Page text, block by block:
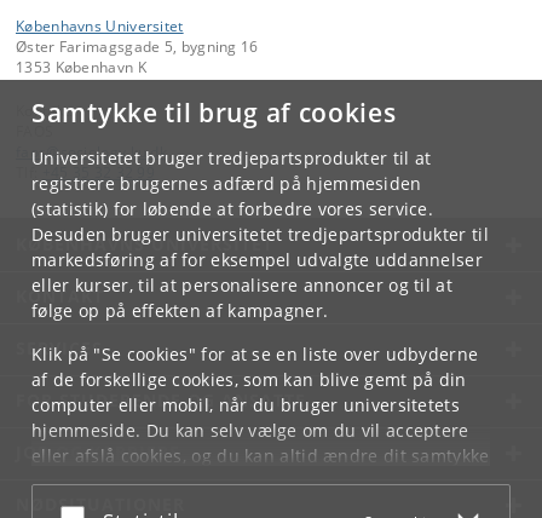
Samtykke til brug af cookies
Universitetet bruger tredjepartsprodukter til at
registrere brugernes adfærd på hjemmesiden
(statistik) for løbende at forbedre vores service.
Desuden bruger universitetet tredjepartsprodukter til
markedsføring af for eksempel udvalgte uddannelser
eller kurser, til at personalisere annoncer og til at
følge op på effekten af kampagner.
Klik på "Se cookies" for at se en liste over udbyderne
af de forskellige cookies, som kan blive gemt på din
computer eller mobil, når du bruger universitetets
hjemmeside. Du kan selv vælge om du vil acceptere
eller afslå cookies, og du kan altid ændre dit samtykke
underCookie- og privatlivspolitiksom du finder i
bunden af hver side.
Københavns Universitet
Øster Farimagsgade 5, bygning 16
1353 København K
Kontakt:
faos@sociology.ku.dk
KØBENHAVNS UNIVERSITET
KONTAKT
SERVICES
FOR STUDERENDE OG ANSATTE
JOB OG KARRIERE
NØDSITUATIONER